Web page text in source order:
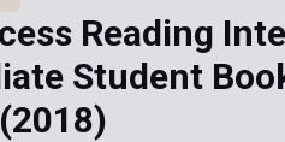
Reading
Student
(2018)